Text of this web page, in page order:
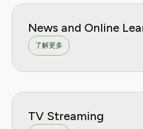
News and Online
了解更多
TV Streaming